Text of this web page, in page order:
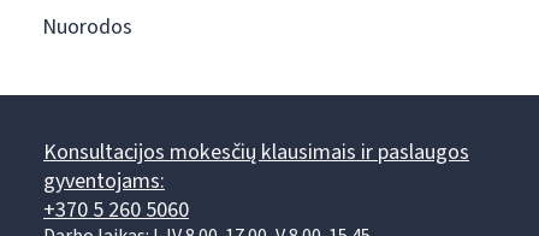
Nuorodos
Konsultacijos mokesčių klausimais ir paslaugos
gyventojams:
+370 5 260 5060